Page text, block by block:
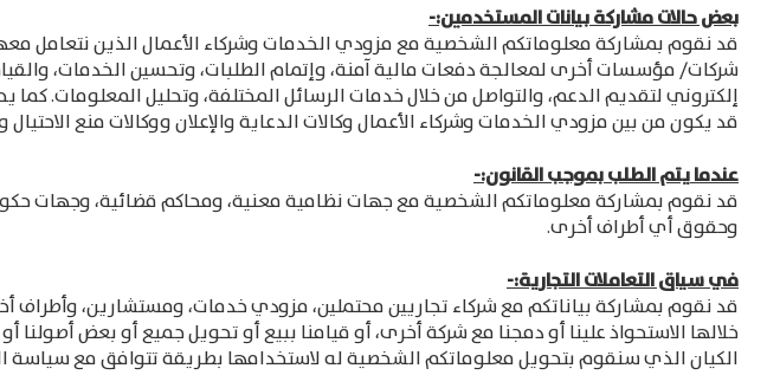
بعض حالات مشاركة بيانات المستخدمين:-
قد نقوم بمشاركة معلوماتكم الشخصية مع مزودي الخدمات وشركاء الأعمال الذين نتعامل
شركات/ مؤسسات أخرى لمعالجة دفعات مالية آمنة، وإتمام الطلبات، وتحسين الخدمات،
إلكتروني لتقديم الدعم، والتواصل من خلال خدمات الرسائل المختلفة، وتحليل المعلومات.
قد يكون من بين مزودي الخدمات وشركاء الأعمال وكالات الدعاية والإعلان ووكالات منع
عندما يتم الطلب بموجب القانون:-
قد نقوم بمشاركة معلوماتكم الشخصية مع جهات نظامية معنية، ومحاكم قضائية، وجهات
وحقوق أي أطراف أخرى.
في سياق التعاملات التجارية:-
قد نقوم بمشاركة بياناتكم مع شركاء تجاريين محتملين، مزودي خدمات، ومستشارين، وأطراف
خلالها الاستحواذ علينا أو دمجنا مع شركة أخرى، أو قيامنا ببيع أو تحويل جميع أو بعض
الكيان الذي سنقوم بتحويل معلوماتكم الشخصية له لاستخدامها بطريقة تتوافق مع